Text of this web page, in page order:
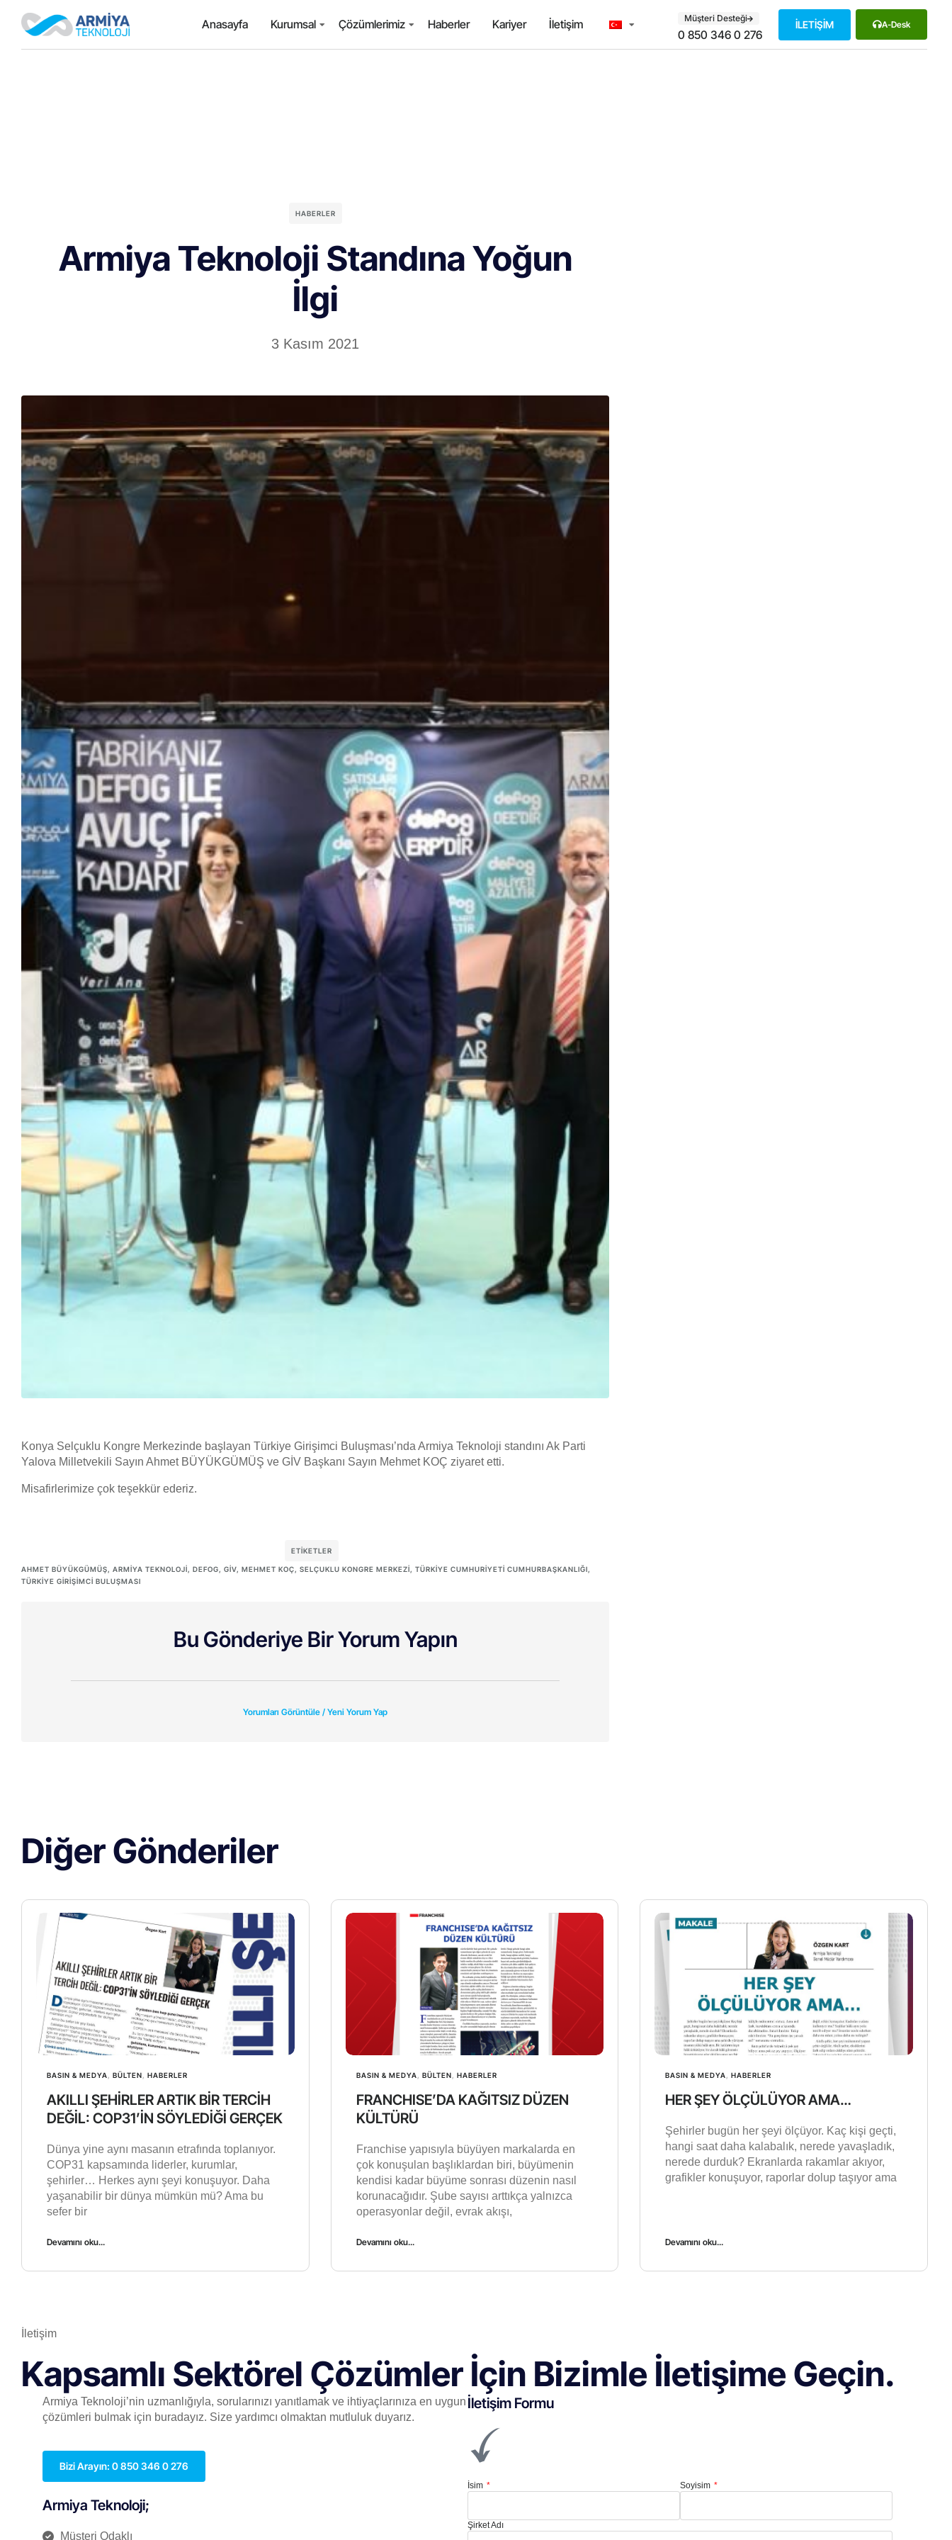
Anasayfa Kurumsal Çözümlerimiz Haberler Kariyer İletişim Müşteri Desteği
0 850 346 0 276
İLETİŞİM A-Desk
HABERLER
Armiya Teknoloji Standına Yoğun
İlgi
3 Kasım 2021
Konya Selçuklu Kongre Merkezinde başlayan Türkiye Girişimci Buluşması’nda Armiya Teknoloji standını Ak Parti
Yalova Milletvekili Sayın Ahmet BÜYÜKGÜMÜŞ ve GİV Başkanı Sayın Mehmet KOÇ ziyaret etti.
Misafirlerimize çok teşekkür ederiz.
ETIKETLER
AHMET BÜYÜKGÜMÜŞ, ARMIYA TEKNOLOJI, DEFOG, GİV, MEHMET KOÇ, SELÇUKLU KONGRE MERKEZI, TÜRKIYE CUMHURIYETI CUMHURBAŞKANLIĞI,
TÜRKIYE GIRIŞIMCI BULUŞMASI
Bu Gönderiye Bir Yorum Yapın
Yorumları Görüntüle / Yeni Yorum Yap
Diğer Gönderiler
BASIN & MEDYA BÜLTEN HABERLER
AKILLI ŞEHİRLER ARTIK BİR TERCİH
DEĞİL: COP31’İN SÖYLEDİĞİ GERÇEK
Dünya yine aynı masanın etrafında toplanıyor.
COP31 kapsamında liderler, kurumlar,
şehirler… Herkes aynı şeyi konuşuyor. Daha
yaşanabilir bir dünya mümkün mü? Ama bu
sefer bir
Devamını oku...
BASIN & MEDYA BÜLTEN HABERLER
FRANCHISE’DA KAĞITSIZ DÜZEN
KÜLTÜRÜ
Franchise yapısıyla büyüyen markalarda en
çok konuşulan başlıklardan biri, büyümenin
kendisi kadar büyüme sonrası düzenin nasıl
korunacağıdır. Şube sayısı arttıkça yalnızca
operasyonlar değil, evrak akışı,
Devamını oku...
BASIN & MEDYA ,HABERLER
HER ŞEY ÖLÇÜLÜYOR AMA…
Şehirler bugün her şeyi ölçüyor. Kaç kişi geçti,
hangi saat daha kalabalık, nerede yavaşladık,
nerede durduk? Ekranlarda rakamlar akıyor,
grafikler konuşuyor, raporlar dolup taşıyor ama
Devamını oku...
İletişim
Kapsamlı Sektörel Çözümler İçin Bizimle İletişime Geçin.
Armiya Teknoloji’nin uzmanlığıyla, sorularınızı yanıtlamak ve ihtiyaçlarınıza en uygun
çözümleri bulmak için buradayız. Size yardımcı olmaktan mutluluk duyarız.
Bizi Arayın: 0 850 346 0 276
Armiya Teknoloji;
Müşteri Odaklı
İletişim Formu
İsim Soyisim
Şirket Adı